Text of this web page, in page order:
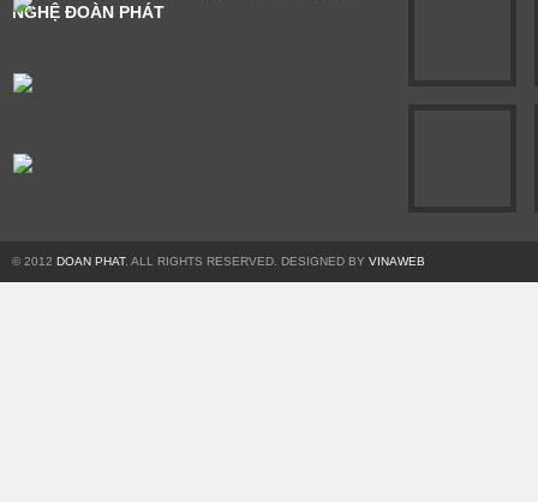
NGHỆ ĐOÀN PHÁT
© 2012 DOAN PHAT. ALL RIGHTS RESERVED. DESIGNED BY VINAWEB